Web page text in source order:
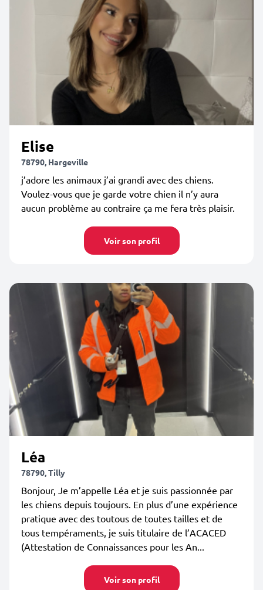
Elise
78790, Hargeville
j’adore les animaux j’ai grandi avec des chiens.
Voulez-vous que je garde votre chien il n’y aura
aucun problème au contraire ça me fera très plaisir.
Voir son profil
Léa
78790, Tilly
Bonjour, Je m’appelle Léa et je suis passionnée par
les chiens depuis toujours. En plus d’une expérience
pratique avec des toutous de toutes tailles et de
tous tempéraments, je suis titulaire de l’ACACED
(Attestation de Connaissances pour les An...
Voir son profil